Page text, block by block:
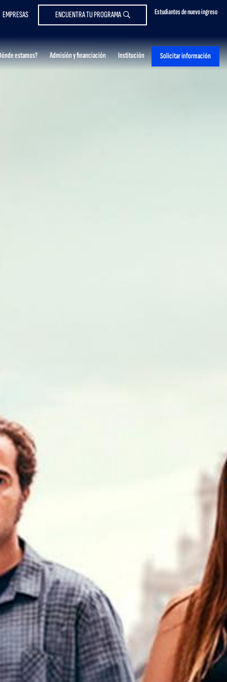
Estudiantes de nuevo ingreso
EMPRESAS ENCUENTRA TU PROGRAMA
estamos? Admisión y financiación Institución Solicitar información